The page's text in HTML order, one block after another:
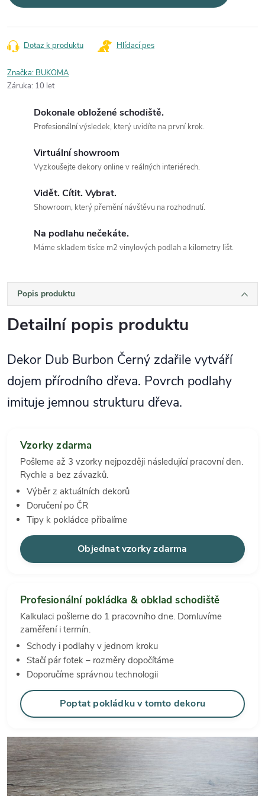
Dotaz k produktu Hlídací pes
Značka: BUKOMA
Záruka: 10 let
Dokonale obložené schodiště.
Profesionální výsledek, který uvidíte na první krok.
Virtuální showroom
Vyzkoušejte dekory online v reálných interiérech.
Vidět. Cítit. Vybrat.
Showroom, který přemění návštěvu na rozhodnutí.
Na podlahu nečekáte.
Máme skladem tisíce m2 vinylových podlah a kilometry lišt.
Popis produktu
Detailní popis produktu
Dekor Dub Burbon Černý zdařile vytváří
dojem přírodního dřeva. Povrch podlahy
imituje jemnou strukturu dřeva.
Vzorky zdarma
Pošleme až 3 vzorky nejpozději následující pracovní den.
Rychle a bez závazků.
Výběr z aktuálních dekorů
Doručení po ČR
Tipy k pokládce přibalíme
Objednat vzorky zdarma
Profesionální pokládka & obklad schodiště
Kalkulaci pošleme do 1 pracovního dne. Domluvíme
zaměření i termín.
Schody i podlahy v jednom kroku
Stačí pár fotek – rozměry dopočítáme
Doporučíme správnou technologii
Poptat pokládku v tomto dekoru